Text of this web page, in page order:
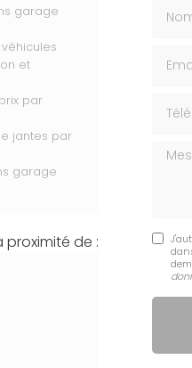
garage
et
par
jantes par
garage
proximité de :